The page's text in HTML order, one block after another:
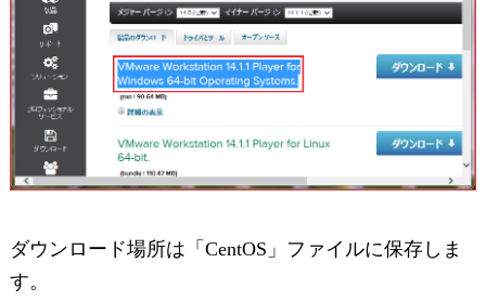
ダウンロード場所は「CentOS」ファイルに保存しま
す。